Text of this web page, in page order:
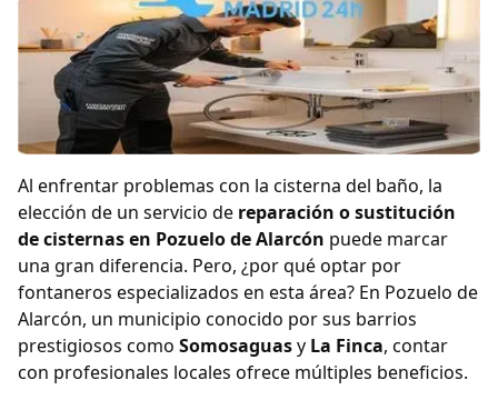
Al enfrentar problemas con la cisterna del baño, la
elección de un servicio de reparación o sustitución
de cisternas en Pozuelo de Alarcón puede marcar
una gran diferencia. Pero, ¿por qué optar por
fontaneros especializados en esta área? En Pozuelo de
Alarcón, un municipio conocido por sus barrios
prestigiosos como Somosaguasy La Finca, contar
con profesionales locales ofrece múltiples beneficios.